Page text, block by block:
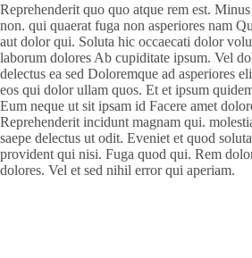
Reprehenderit quo quo atque rem est.
non. qui quaerat fuga non asperiores nam
aut dolor qui. Soluta hic occaecati dolor
laborum dolores Ab cupiditate ipsum. Vel
delectus ea sed Doloremque ad asperiores
eos qui dolor ullam quos. Et et ipsum
Eum neque ut sit ipsam id Facere amet
Reprehenderit incidunt magnam qui.
saepe delectus ut odit. Eveniet et quod
provident qui nisi. Fuga quod qui. Rem
dolores. Vel et sed nihil error qui aperiam.